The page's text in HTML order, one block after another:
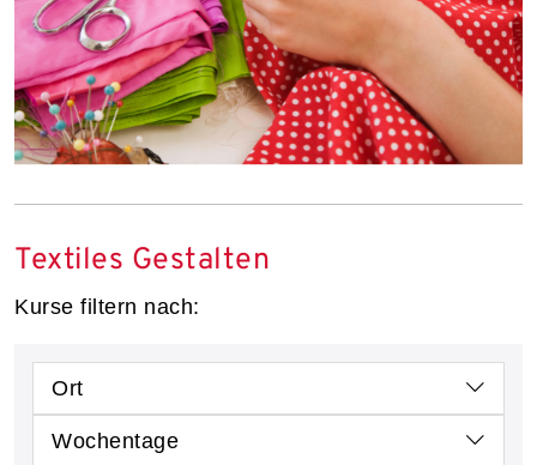
Textiles Gestalten
Kurse filtern nach:
Ort
Wochentage